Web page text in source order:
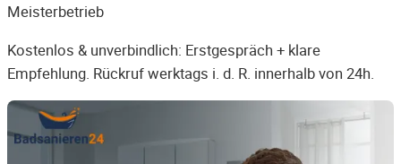
Meisterbetrieb
Kostenlos & unverbindlich: Erstgespräch + klare
Empfehlung. Rückruf werktags i. d. R. innerhalb von 24h.